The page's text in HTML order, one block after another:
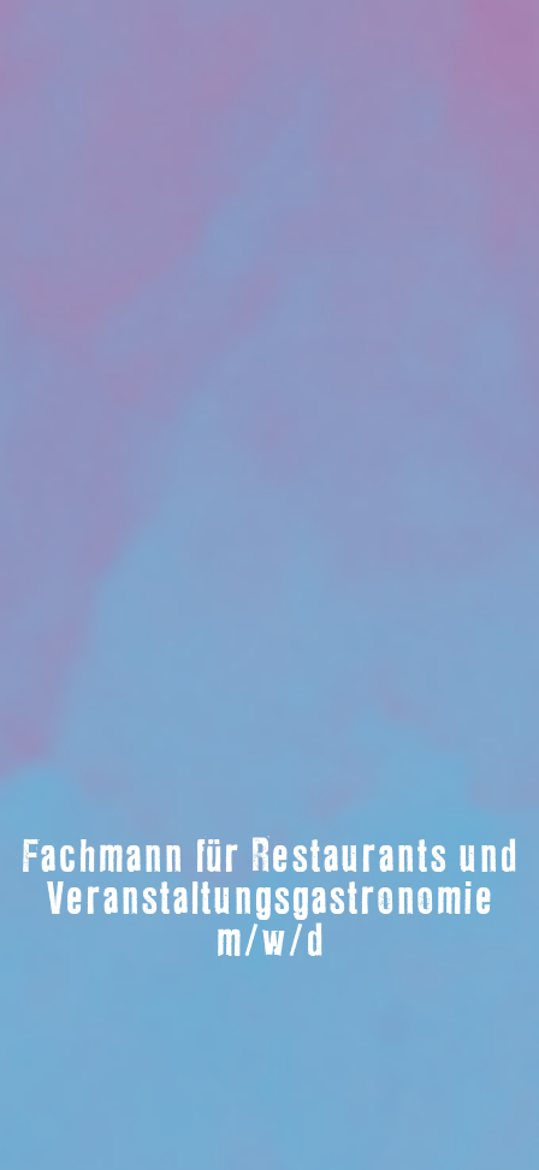
Fachmann für Restaurants und
Veranstaltungsgastronomie
m/w/d